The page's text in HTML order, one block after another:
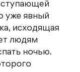
уже явный
исходящая
людям
ночью.